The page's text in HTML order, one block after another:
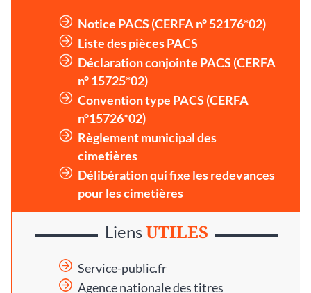
Notice PACS (CERFA n° 52176*02)
Liste des pièces PACS
Déclaration conjointe PACS (CERFA
n° 15725*02)
Convention type PACS (CERFA
n°15726*02)
Règlement municipal des
cimetières
Délibération qui fixe les redevances
pour les cimetières
LiensUTILES
Service-public.fr
Agence nationale des titres